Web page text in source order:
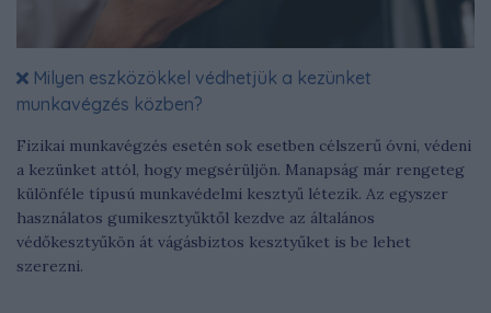
Milyen eszközökkel védhetjük a kezünket
munkavégzés közben?
Fizikai munkavégzés esetén sok esetben célszerű óvni, védeni
a kezünket attól, hogy megsérüljön. Manapság már rengeteg
különféle típusú munkavédelmi kesztyű létezik. Az egyszer
használatos gumikesztyűktől kezdve az általános
védőkesztyűkön át vágásbiztos kesztyűket is be lehet
szerezni.